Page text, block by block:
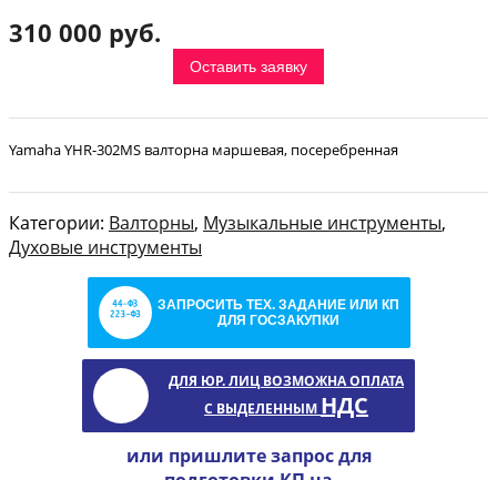
310 000 руб.
Оставить заявку
Yamaha YHR-302MS валторна маршевая, посеребренная
Категории: Валторны, Музыкальные инструменты,
Духовые инструменты
ЗАПРОСИТЬ ТЕХ. ЗАДАНИЕ ИЛИ КП
ДЛЯ ГОСЗАКУПКИ
ДЛЯ ЮР. ЛИЦ ВОЗМОЖНА ОПЛАТА
С ВЫДЕЛЕННЫМ НДС
или пришлите запрос для